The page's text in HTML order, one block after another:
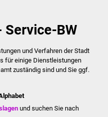
Ausschüsse
Ratsinformationssystem
Summerrockfestival
BW
und Verfahren der Stadt
für einige Dienstleistungen
zuständig sind und Sie ggf.
und suchen Sie nach